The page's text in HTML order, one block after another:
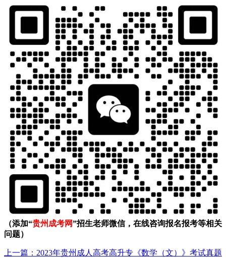
（添加“贵州成考网”招生老师微信，在线咨询报名报考等相关
问题）
上一篇：2023年贵州成人高考高升专《数学（文）》考试真题